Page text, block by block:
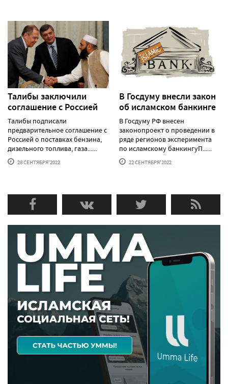
Талибы заключили
соглашение с Россией
Талибы подписали
предварительное соглашение с
Россией о поставках бензина,
дизельного топлива, газа......
28 СЕНТЯБРЯ'2022
В Госдуму внесли закон
об исламском банкинге
В Госдуму РФ внесен
законопроект о проведении в
ряде регионов эксперимента
по исламскому банкингуП......
22 СЕНТЯБРЯ'2022